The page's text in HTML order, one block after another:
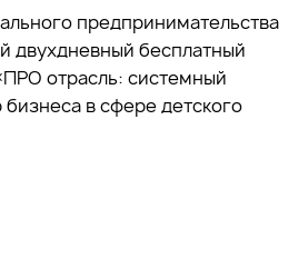
предпринимательства
двухдневный бесплатный
отрасль: системный
в сфере детского